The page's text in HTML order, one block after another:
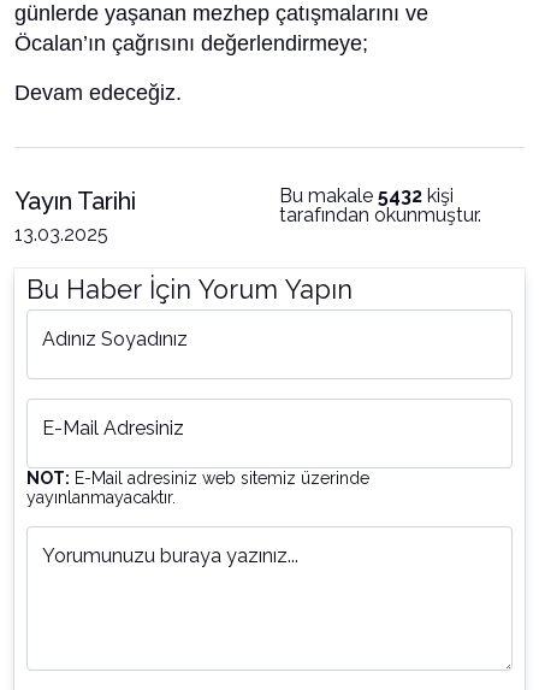
günlerde yaşanan mezhep çatışmalarını ve
Öcalan’ın çağrısını değerlendirmeye;
Devam edeceğiz.
Yayın Tarihi
13.03.2025
Bu makale 5432 kişi
tarafından okunmuştur.
Bu Haber İçin Yorum Yapın
Adınız Soyadınız
E-Mail Adresiniz
NOT: E-Mail adresiniz web sitemiz üzerinde
yayınlanmayacaktır.
Yorumunuzu buraya yazınız...